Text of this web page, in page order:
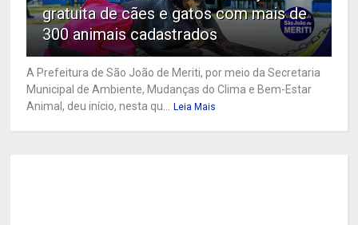
gratuita de cães e gatos com mais de
300 animais cadastrados
A Prefeitura de São João de Meriti, por meio da Secretaria
Municipal de Ambiente, Mudanças do Clima e Bem-Estar
Animal, deu início, nesta qu... Leia Mais